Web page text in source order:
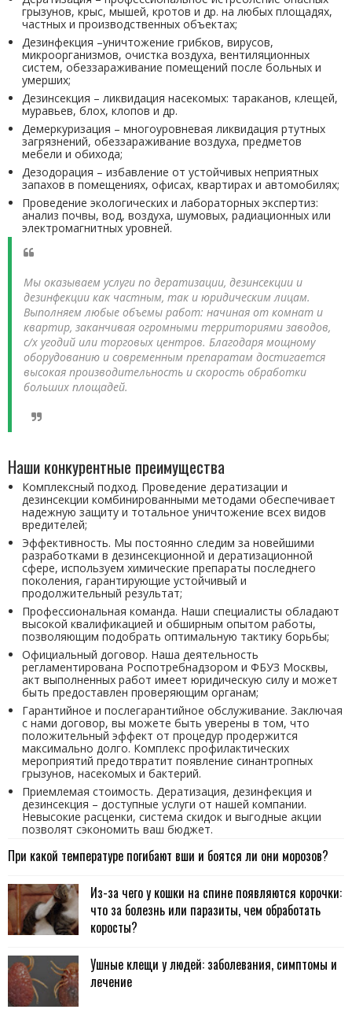
грызунов, крыс, мышей, кротов и др. на любых площадях,
частных и производственных объектах;
Дезинфекция –уничтожение грибков, вирусов,
микроорганизмов, очистка воздуха, вентиляционных
систем, обеззараживание помещений после больных и
умерших;
Дезинсекция – ликвидация насекомых: тараканов, клещей,
муравьев, блох, клопов и др.
Демеркуризация – многоуровневая ликвидация ртутных
загрязнений, обеззараживание воздуха, предметов
мебели и обихода;
Дезодорация – избавление от устойчивых неприятных
запахов в помещениях, офисах, квартирах и автомобилях;
Проведение экологических и лабораторных экспертиз:
анализ почвы, вод, воздуха, шумовых, радиационных или
электромагнитных уровней.
Мы оказываем услуги по дератизации, дезинсекции и
дезинфекции как частным, так и юридическим лицам.
Выполняем любые объемы работ: начиная от комнат и
квартир, заканчивая огромными территориями заводов,
с/х угодий или торговых центров. Благодаря мощному
оборудованию и современным препаратам достигается
высокая производительность и скорость обработки
больших площадей.
Наши конкурентные преимущества
Комплексный подход. Проведение дератизации и
дезинсекции комбинированными методами обеспечивает
надежную защиту и тотальное уничтожение всех видов
вредителей;
Эффективность. Мы постоянно следим за новейшими
разработками в дезинсекционной и дератизационной
сфере, используем химические препараты последнего
поколения, гарантирующие устойчивый и
продолжительный результат;
Профессиональная команда. Наши специалисты обладают
высокой квалификацией и обширным опытом работы,
позволяющим подобрать оптимальную тактику борьбы;
Официальный договор. Наша деятельность
регламентирована Роспотребнадзором и ФБУЗ Москвы,
акт выполненных работ имеет юридическую силу и может
быть предоставлен проверяющим органам;
Гарантийное и послегарантийное обслуживание. Заключая
с нами договор, вы можете быть уверены в том, что
положительный эффект от процедур продержится
максимально долго. Комплекс профилактических
мероприятий предотвратит появление синантропных
грызунов, насекомых и бактерий.
Приемлемая стоимость. Дератизация, дезинфекция и
дезинсекция – доступные услуги от нашей компании.
Невысокие расценки, система скидок и выгодные акции
позволят сэкономить ваш бюджет.
При какой температуре погибают вши и боятся ли они морозов?
Из-за чего у кошки на спине появляются корочки:
что за болезнь или паразиты, чем обработать
коросты?
Ушные клещи у людей: заболевания, симптомы и
лечение